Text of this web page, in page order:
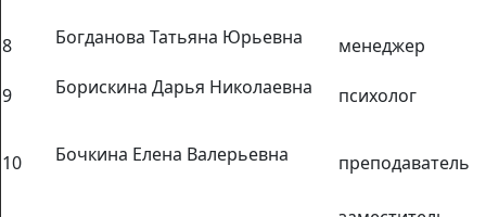
8 Богданова Татьяна Юрьевна менеджер
9 Борискина Дарья Николаевна психолог
10 Бочкина Елена Валерьевна преподаватель